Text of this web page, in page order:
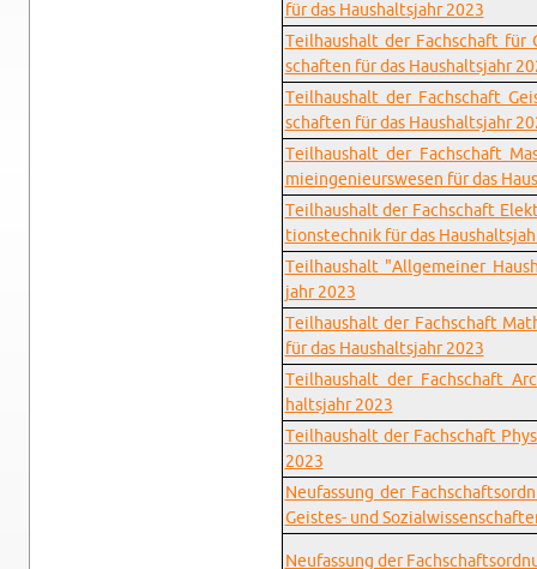
für das Haus­halts­jahr 2023
Teil­haus­halt der Fach­schaft für
schaf­ten für das Haus­halts­jahr
Teil­haus­halt der Fach­schaft
schaf­ten für das Haus­halts­jahr
Teil­haus­halt der Fach­schaft
mie­in­ge­nieurs­we­sen für das
Teil­haus­halt der Fach­schaft
ti­ons­tech­nik für das
Teil­haus­halt "All­ge­mei­ner
jahr 2023
Teil­haus­halt der Fach­schaft
für das Haus­halts­jahr 2023
Teil­haus­halt der Fach­schaft
halts­jahr 2023
Teil­haus­halt der Fach­schaft
2023
Neu­fas­sung der
Geis­tes- und
Neu­fas­sung der